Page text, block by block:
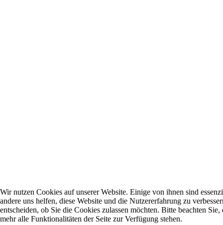
Wir nutzen Cookies auf unserer Website. Einige von ihnen sind
andere uns helfen, diese Website und die Nutzererfahrung zu
entscheiden, ob Sie die Cookies zulassen möchten. Bitte beachten
mehr alle Funktionalitäten der Seite zur Verfügung stehen.